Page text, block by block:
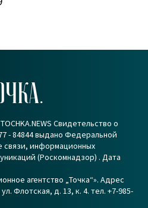
Свидетельство о
- 84844 выдано Федеральной
связи, информационных
(Роскомнадзор) . Дата
агентство „Точка“». Адрес
Флотская, д. 13, к. 4. тел. +7-985-